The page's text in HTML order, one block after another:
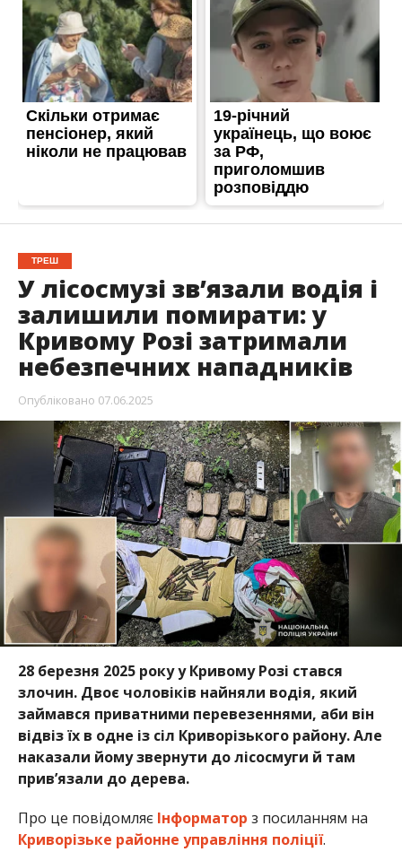
ТРЕШ
У лісосмузі звʼязали водія і
залишили помирати: у
Кривому Розі затримали
небезпечних нападників
Опубліковано 07.06.2025
28 березня 2025 року у Кривому Розі стався
злочин. Двоє чоловіків найняли водія, який
займався приватними перевезеннями, аби він
відвіз їх в одне із сіл Криворізького району. Але
наказали йому звернути до лісосмуги й там
прив’язали до дерева.
Про це повідомляє Інформатор з посиланням на
Криворізьке районне управління поліції.